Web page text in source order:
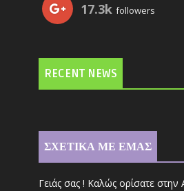
17.3k followers
RECENT NEWS
ΣΧΕΤΙΚΑ ΜΕ ΕΜΑΣ
Γειάς σας ! Καλώς ορίσατε